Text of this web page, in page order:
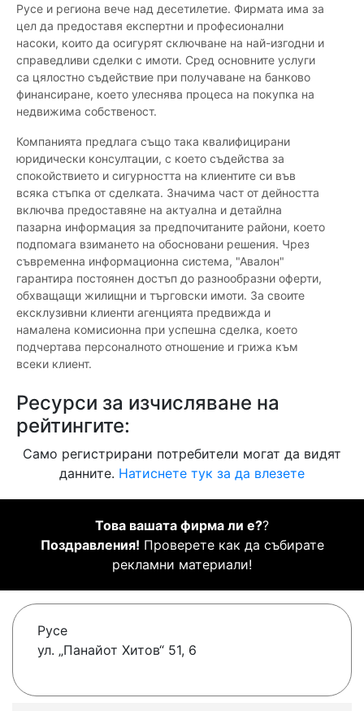
Русе и региона вече над десетилетие. Фирмата има за
цел да предоставя експертни и професионални
насоки, които да осигурят сключване на най-изгодни и
справедливи сделки с имоти. Сред основните услуги
са цялостно съдействие при получаване на банково
финансиране, което улеснява процеса на покупка на
недвижима собственост.
Компанията предлага също така квалифицирани
юридически консултации, с което съдейства за
спокойствието и сигурността на клиентите си във
всяка стъпка от сделката. Значима част от дейността
включва предоставяне на актуална и детайлна
пазарна информация за предпочитаните райони, което
подпомага взимането на обосновани решения. Чрез
съвременна информационна система, "Авалон"
гарантира постоянен достъп до разнообразни оферти,
обхващащи жилищни и търговски имоти. За своите
ексклузивни клиенти агенцията предвижда и
намалена комисионна при успешна сделка, което
подчертава персоналното отношение и грижа към
всеки клиент.
Ресурси за изчисляване на
рейтингите:
Само регистрирани потребители могат да видят
данните. Натиснете тук за да влезете
Това вашата фирма ли е??
Поздравления! Проверете как да събирате
рекламни материали!
Русе
ул. „Панайот Хитов“ 51, 6